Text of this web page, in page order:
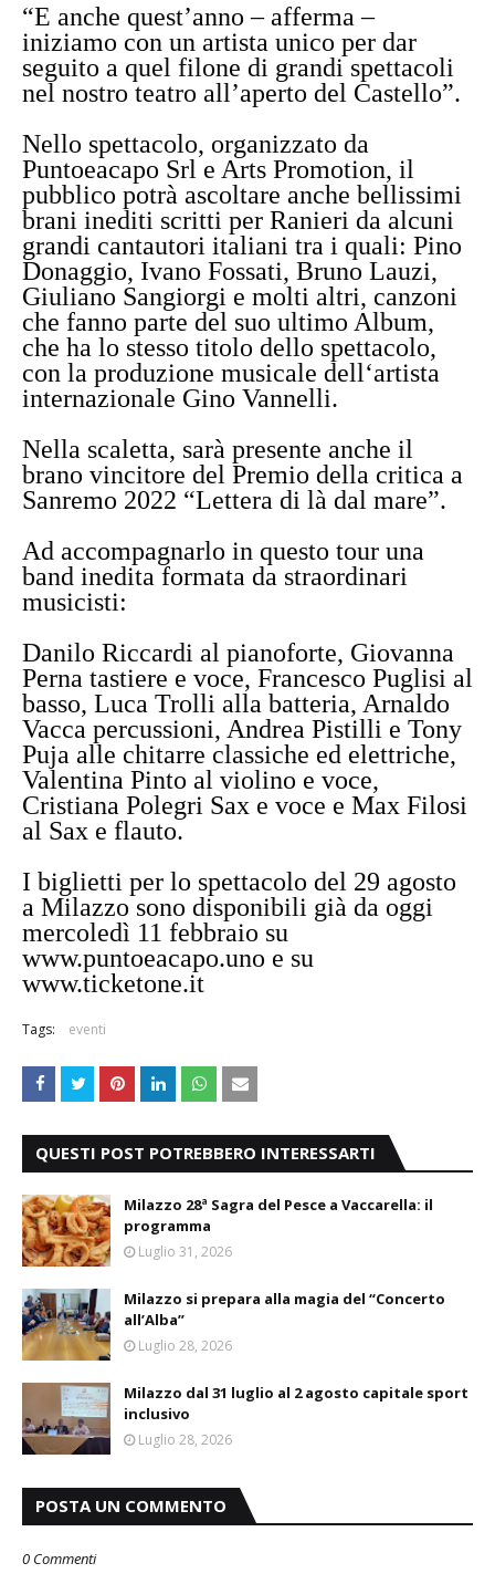
“E anche quest’anno – afferma –
iniziamo con un artista unico per dar
seguito a quel filone di grandi spettacoli
nel nostro teatro all’aperto del Castello”.
Nello spettacolo, organizzato da
Puntoeacapo Srl e Arts Promotion, il
pubblico potrà ascoltare anche bellissimi
brani inediti scritti per Ranieri da alcuni
grandi cantautori italiani tra i quali: Pino
Donaggio, Ivano Fossati, Bruno Lauzi,
Giuliano Sangiorgi e molti altri, canzoni
che fanno parte del suo ultimo Album,
che ha lo stesso titolo dello spettacolo,
con la produzione musicale dell‘artista
internazionale Gino Vannelli.
Nella scaletta, sarà presente anche il
brano vincitore del Premio della critica a
Sanremo 2022 “Lettera di là dal mare”.
Ad accompagnarlo in questo tour una
band inedita formata da straordinari
musicisti:
Danilo Riccardi al pianoforte, Giovanna
Perna tastiere e voce, Francesco Puglisi al
basso, Luca Trolli alla batteria, Arnaldo
Vacca percussioni, Andrea Pistilli e Tony
Puja alle chitarre classiche ed elettriche,
Valentina Pinto al violino e voce,
Cristiana Polegri Sax e voce e Max Filosi
al Sax e flauto.
I biglietti per lo spettacolo del 29 agosto
a Milazzo sono disponibili già da oggi
mercoledì 11 febbraio su
www.puntoeacapo.uno e su
www.ticketone.it
Tags: eventi
QUESTI POST POTREBBERO INTERESSARTI
Milazzo 28ª Sagra del Pesce a Vaccarella: il
programma
Luglio 31, 2026
Milazzo si prepara alla magia del “Concerto
all’Alba”
Luglio 28, 2026
Milazzo dal 31 luglio al 2 agosto capitale sport
inclusivo
Luglio 28, 2026
POSTA UN COMMENTO
0 Commenti